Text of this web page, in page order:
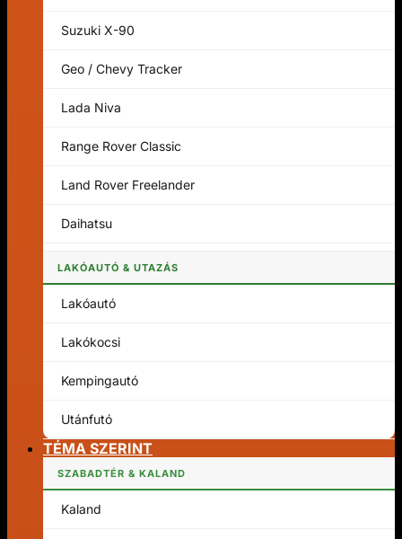
Suzuki X-90
Geo / Chevy Tracker
Lada Niva
Range Rover Classic
Land Rover Freelander
Daihatsu
LAKÓAUTÓ & UTAZÁS
Lakóautó
Lakókocsi
Kempingautó
Utánfutó
TÉMA SZERINT
SZABADTÉR & KALAND
Kaland